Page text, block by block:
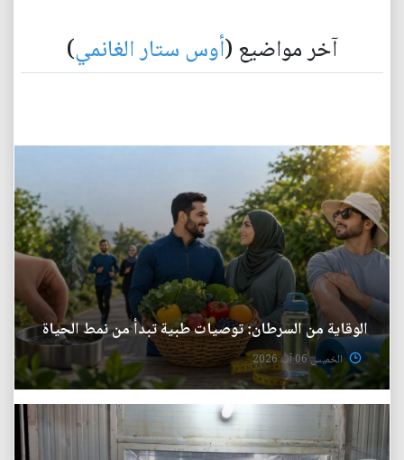
آخر مواضيع (أوس ستار الغانمي)
الوقاية من السرطان: توصيات طبية تبدأ من نمط الحياة
الخميس 06 آب 2026